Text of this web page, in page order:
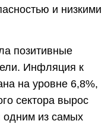
и низкими
позитивные
Инфляция к
на уровне 6,8%,
сектора вырос
одним из самых